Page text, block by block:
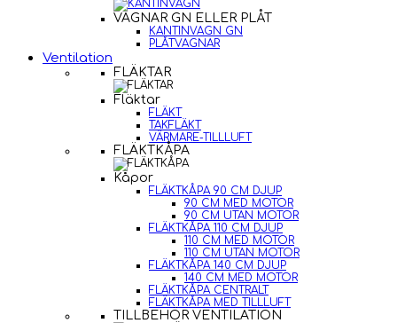
VAGNAR GN ELLER PLÅT
KANTINVAGN GN
PLÅTVAGNAR
Ventilation
FLÄKTAR
Fläktar
FLÄKT
TAKFLÄKT
VÄRMARE-TILLLUFT
FLÄKTKÅPA
Kåpor
FLÄKTKÅPA 90 CM DJUP
90 CM MED MOTOR
90 CM UTAN MOTOR
FLÄKTKÅPA 110 CM DJUP
110 CM MED MOTOR
110 CM UTAN MOTOR
FLÄKTKÅPA 140 CM DJUP
140 CM MED MOTOR
FLÄKTKÅPA CENTRALT
FLÄKTKÅPA MED TILLLUFT
TILLBEHÖR VENTILATION